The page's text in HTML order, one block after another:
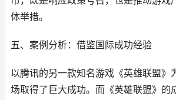
体举措。
五、案例分析：借鉴国际成功经验
以腾讯的另一款知名游戏《英雄联盟》
场取得了巨大成功。而《英雄联盟》的